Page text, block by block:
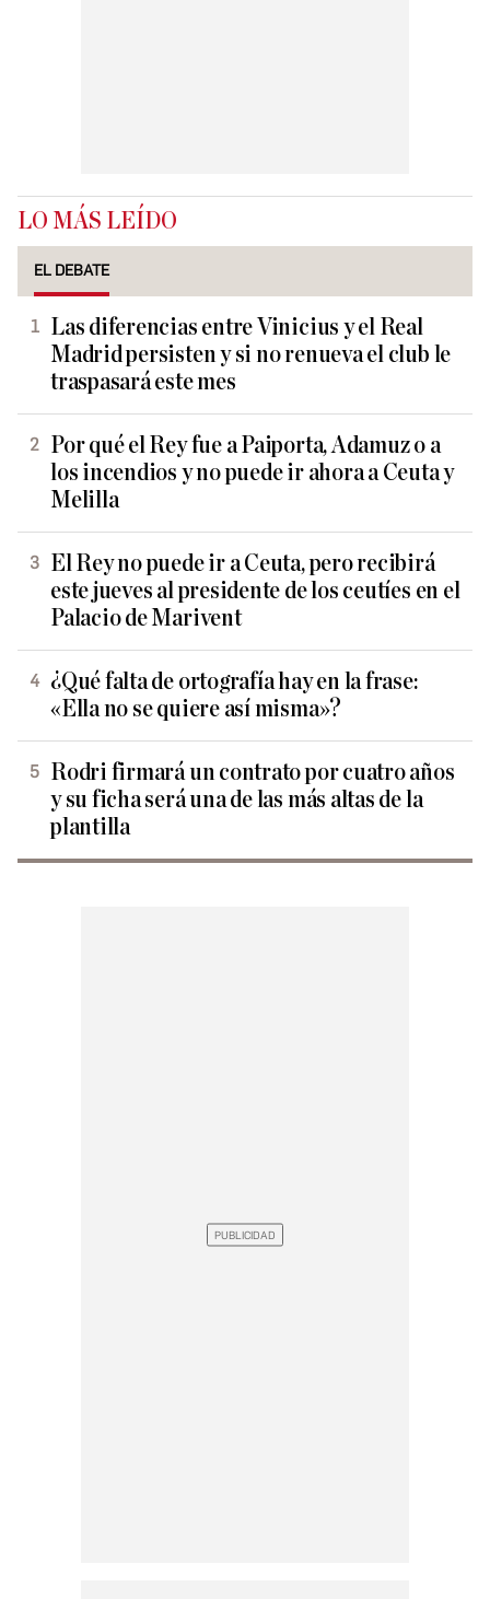
LO MÁS LEÍDO
EL DEBATE
Las diferencias entre Vinicius y el Real
Madrid persisten y si no renueva el club le
traspasará este mes
Por qué el Rey fue a Paiporta, Adamuz o a
los incendios y no puede ir ahora a Ceuta y
Melilla
El Rey no puede ir a Ceuta, pero recibirá
este jueves al presidente de los ceutíes en el
Palacio de Marivent
¿Qué falta de ortografía hay en la frase:
«Ella no se quiere así misma»?
Rodri firmará un contrato por cuatro años
y su ficha será una de las más altas de la
plantilla